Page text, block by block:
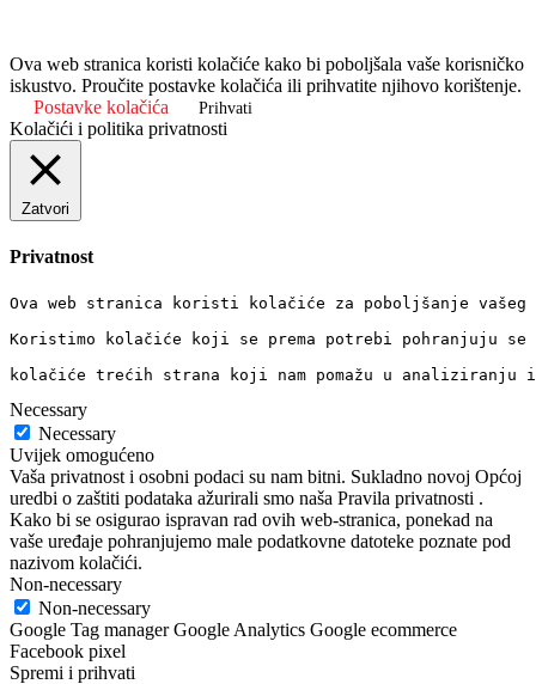
Ova web stranica koristi kolačiće kako bi poboljšala vaše korisničko
iskustvo. Proučite postavke kolačića ili prihvatite njihovo korištenje.
Postavke kolačića
Prihvati
Kolačići i politika privatnosti
Zatvori
Privatnost
Ova web stranica koristi kolačiće za poboljšanje
Koristimo kolačiće koji se prema potrebi pohranjuju
kolačiće trećih strana koji nam pomažu u
Necessary
Necessary
Uvijek omogućeno
Vaša privatnost i osobni podaci su nam bitni. Sukladno novoj Općoj
uredbi o zaštiti podataka ažurirali smo naša Pravila privatnosti .
Kako bi se osigurao ispravan rad ovih web-stranica, ponekad na
vaše uređaje pohranjujemo male podatkovne datoteke poznate pod
nazivom kolačići.
Non-necessary
Non-necessary
Google Tag manager Google Analytics Google ecommerce
Facebook pixel
Spremi i prihvati